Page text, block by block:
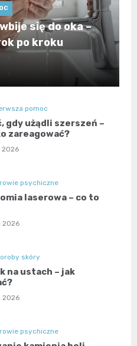
się do oka –
po kroku
pomoc
gdy użądli szerszeń –
zareagować?
2026
psychiczne
laserowa – co to
2026
skóry
na ustach – jak
2026
psychiczne